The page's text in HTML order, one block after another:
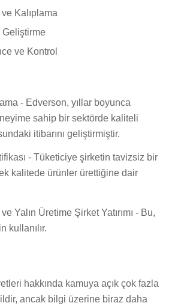
ve Kalıplama
Geliştirme
ve Kontrol
- Edverson, yıllar boyunca
sahip bir sektörde kaliteli
itibarını geliştirmiştir.
- Tüketiciye şirketin tavizsiz bir
kalitede ürünler ürettiğine dair
Yalın Üretime Şirket Yatırımı - Bu,
kullanılır.
hakkında kamuya açık çok fazla
ancak bilgi üzerine biraz daha